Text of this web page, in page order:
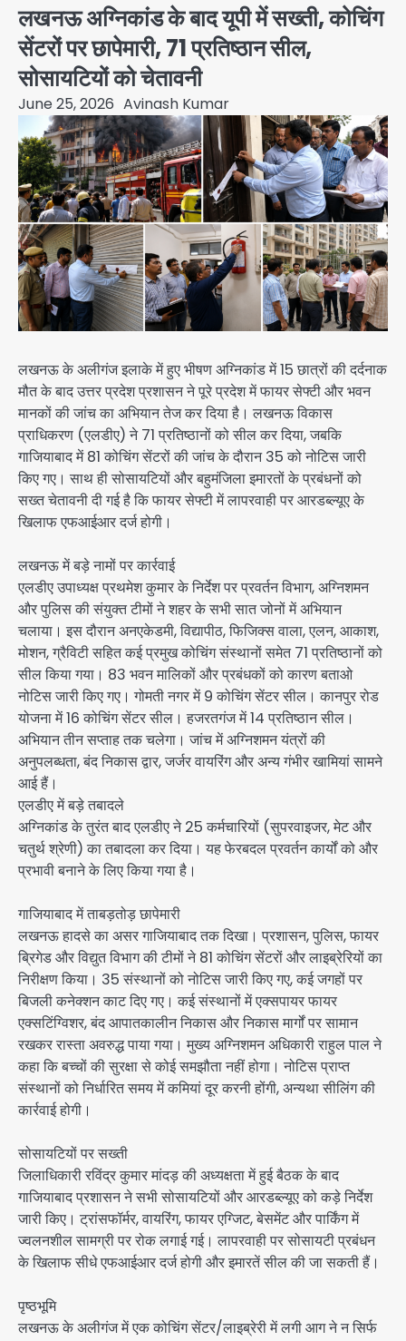
लखनऊ अग्निकांड के बाद यूपी में सख्ती, कोचिंग
सेंटरों पर छापेमारी, 71 प्रतिष्ठान सील,
सोसायटियों को चेतावनी
June 25, 2026 Avinash Kumar
लखनऊ के अलीगंज इलाके में हुए भीषण अग्निकांड में 15 छात्रों की दर्दनाक
मौत के बाद उत्तर प्रदेश प्रशासन ने पूरे प्रदेश में फायर सेफ्टी और भवन
मानकों की जांच का अभियान तेज कर दिया है। लखनऊ विकास
प्राधिकरण (एलडीए) ने 71 प्रतिष्ठानों को सील कर दिया, जबकि
गाजियाबाद में 81 कोचिंग सेंटरों की जांच के दौरान 35 को नोटिस जारी
किए गए। साथ ही सोसायटियों और बहुमंजिला इमारतों के प्रबंधनों को
सख्त चेतावनी दी गई है कि फायर सेफ्टी में लापरवाही पर आरडब्ल्यूए के
खिलाफ एफआईआर दर्ज होगी।
लखनऊ में बड़े नामों पर कार्रवाई
एलडीए उपाध्यक्ष प्रथमेश कुमार के निर्देश पर प्रवर्तन विभाग, अग्निशमन
और पुलिस की संयुक्त टीमों ने शहर के सभी सात जोनों में अभियान
चलाया। इस दौरान अनएकेडमी, विद्यापीठ, फिजिक्स वाला, एलन, आकाश,
मोशन, ग्रैविटी सहित कई प्रमुख कोचिंग संस्थानों समेत 71 प्रतिष्ठानों को
सील किया गया। 83 भवन मालिकों और प्रबंधकों को कारण बताओ
नोटिस जारी किए गए। गोमती नगर में 9 कोचिंग सेंटर सील। कानपुर रोड
योजना में 16 कोचिंग सेंटर सील। हजरतगंज में 14 प्रतिष्ठान सील।
अभियान तीन सप्ताह तक चलेगा। जांच में अग्निशमन यंत्रों की
अनुपलब्धता, बंद निकास द्वार, जर्जर वायरिंग और अन्य गंभीर खामियां सामने
आई हैं।
एलडीए में बड़े तबादले
अग्निकांड के तुरंत बाद एलडीए ने 25 कर्मचारियों (सुपरवाइजर, मेट और
चतुर्थ श्रेणी) का तबादला कर दिया। यह फेरबदल प्रवर्तन कार्यों को और
प्रभावी बनाने के लिए किया गया है।
गाजियाबाद में ताबड़तोड़ छापेमारी
लखनऊ हादसे का असर गाजियाबाद तक दिखा। प्रशासन, पुलिस, फायर
ब्रिगेड और विद्युत विभाग की टीमों ने 81 कोचिंग सेंटरों और लाइब्रेरियों का
निरीक्षण किया। 35 संस्थानों को नोटिस जारी किए गए, कई जगहों पर
बिजली कनेक्शन काट दिए गए। कई संस्थानों में एक्सपायर फायर
एक्सटिंग्विशर, बंद आपातकालीन निकास और निकास मार्गों पर सामान
रखकर रास्ता अवरुद्ध पाया गया। मुख्य अग्निशमन अधिकारी राहुल पाल ने
कहा कि बच्चों की सुरक्षा से कोई समझौता नहीं होगा। नोटिस प्राप्त
संस्थानों को निर्धारित समय में कमियां दूर करनी होंगी, अन्यथा सीलिंग की
कार्रवाई होगी।
सोसायटियों पर सख्ती
जिलाधिकारी रविंद्र कुमार मांदड़ की अध्यक्षता में हुई बैठक के बाद
गाजियाबाद प्रशासन ने सभी सोसायटियों और आरडब्ल्यूए को कड़े निर्देश
जारी किए। ट्रांसफॉर्मर, वायरिंग, फायर एग्जिट, बेसमेंट और पार्किंग में
ज्वलनशील सामग्री पर रोक लगाई गई। लापरवाही पर सोसायटी प्रबंधन
के खिलाफ सीधे एफआईआर दर्ज होगी और इमारतें सील की जा सकती हैं।
पृष्ठभूमि
लखनऊ के अलीगंज में एक कोचिंग सेंटर/लाइब्रेरी में लगी आग ने न सिर्फ